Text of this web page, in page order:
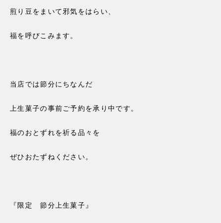
煎り豆をまいて邪気をはらい、
福を呼びこみます。
当店では節分にちなんだ
上生菓子の事前ご予約を承り中です。
福のおとずれを祈る品々を
ぜひおたずねください。
『限定 節分上生菓子』